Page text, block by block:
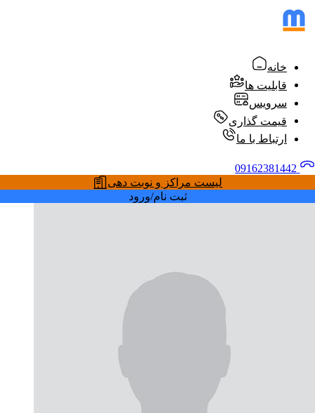
خانه
قابلیت ها
سرویس
قیمت گذاری
ارتباط با ما
لیست مراکز و نوبت دهی
ثبت نام/ورود